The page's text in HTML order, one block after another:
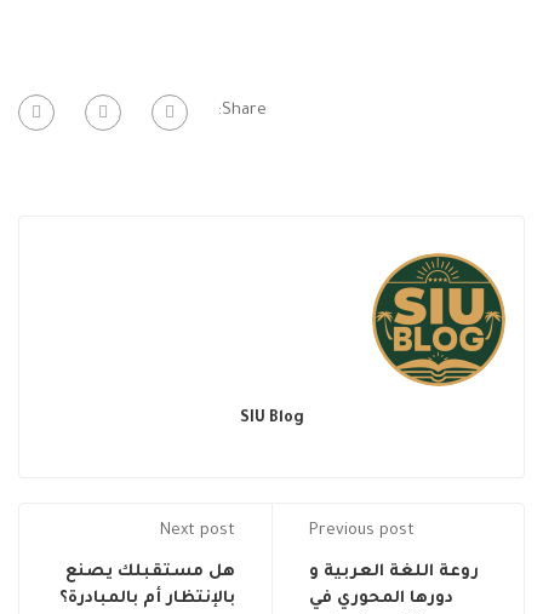
Share:
SIU Blog
Previous post
روعة اللغة العربية و
دورها المحوري في
Next post
هل مستقبلك يصنع
بالإنتظار أم بالمبادرة؟